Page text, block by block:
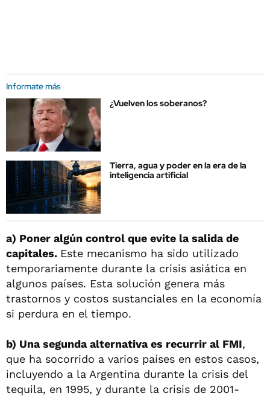
Informate más
¿Vuelven los soberanos?
Tierra, agua y poder en la era de la
inteligencia artificial
a) Poner algún control que evite la salida de
capitales. Este mecanismo ha sido utilizado
temporariamente durante la crisis asiática en
algunos países. Esta solución genera más
trastornos y costos sustanciales en la economía
si perdura en el tiempo.
b) Una segunda alternativa es recurrir al FMI,
que ha socorrido a varios países en estos casos,
incluyendo a la Argentina durante la crisis del
tequila, en 1995, y durante la crisis de 2001-